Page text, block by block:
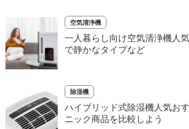
空気清浄機
一人暮らし向け空気清浄機人
で静かなタイプなど
除湿機
ハイブリッド式除湿機人気お
ニック商品を比較しよう